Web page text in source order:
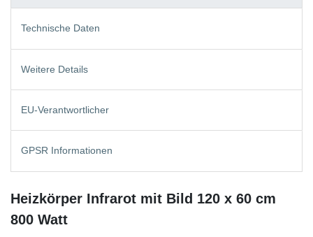
Technische Daten
Weitere Details
EU-Verantwortlicher
GPSR Informationen
Heizkörper Infrarot mit Bild 120 x 60 cm
800 Watt